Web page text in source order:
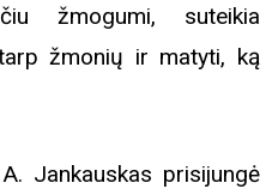
žmogumi, suteikia
žmonių ir matyti, ką
Jankauskas prisijungė